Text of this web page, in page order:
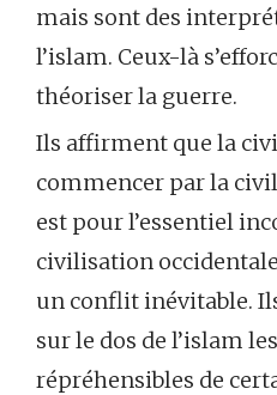
mais sont des
l’islam. Ceux-là
théoriser la guerre.
Ils affirment que la
commencer par la
est pour l’essentiel
civilisation
un conflit inévitable.
sur le dos de l’islam
répréhensibles de